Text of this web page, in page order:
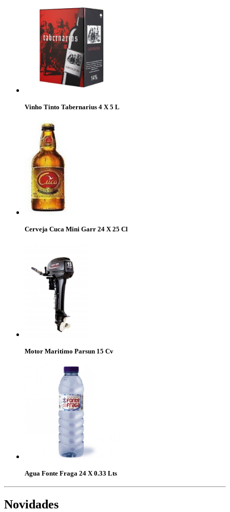
Vinho Tinto Tabernarius 4 X 5 L
Cerveja Cuca Mini Garr 24 X 25 Cl
Motor Maritimo Parsun 15 Cv
Agua Fonte Fraga 24 X 0.33 Lts
Novidades